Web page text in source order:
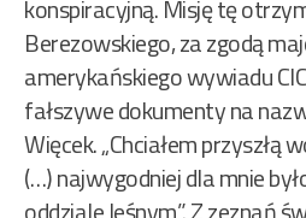
konspiracyjną. Misję tę
Berezowskiego, za zgodą
amerykańskiego wywiadu
fałszywe dokumenty na
Więcek. „Chciałem przyszłą
(…) najwygodniej dla mnie